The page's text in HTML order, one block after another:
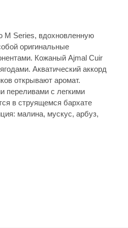
M Series, вдохновленную
оригинальные
Кожаный Ajmal Cuir
Акватический аккорд
открывают аромат.
переливами с легкими
в струящемся бархате
малина, мускус, арбуз,